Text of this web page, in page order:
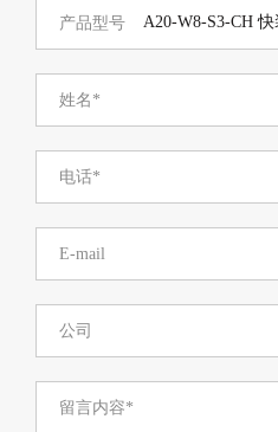
产品型号
姓名*
电话*
E-mail
公司
留言内容*